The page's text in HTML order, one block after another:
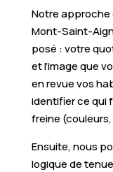
Notre approche
Mont-Saint-
posé : votre
et l’image que
en revue vos
identifier ce qui
freine
Ensuite, nous
logique de